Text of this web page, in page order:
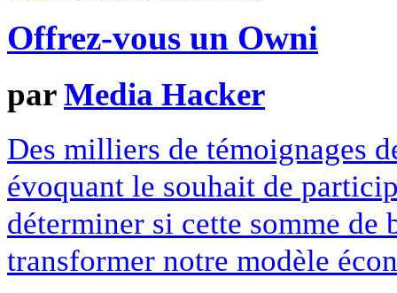
Offrez-vous un Owni
parMedia Hacker
Des milliers de témoignages
évoquant le souhait de
déterminer si cette somme
transformer notre modèle